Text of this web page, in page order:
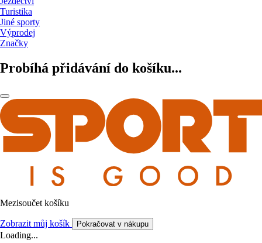
Turistika
Jiné sporty
Výprodej
Značky
Probíhá přidávání do košíku...
Mezisoučet košíku
Zobrazit můj košík Pokračovat v nákupu
Loading...